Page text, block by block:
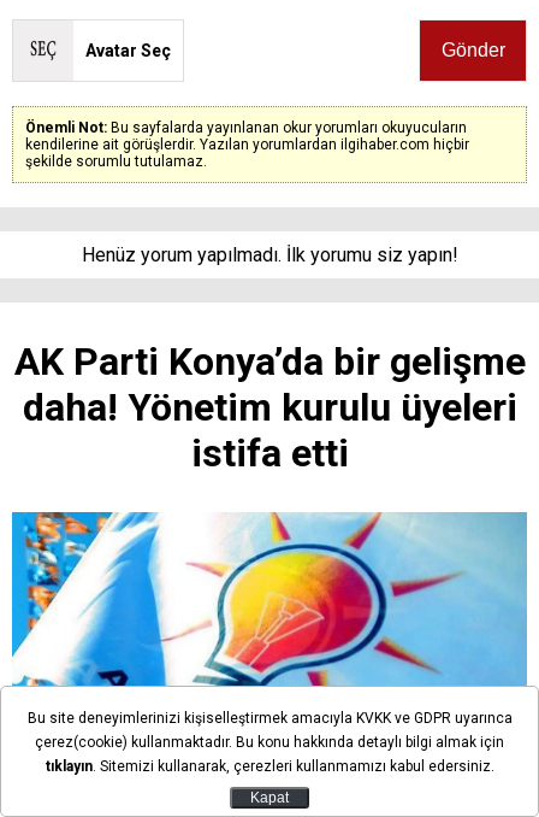
Avatar Seç
Önemli Not: Bu sayfalarda yayınlanan okur yorumları okuyucuların
kendilerine ait görüşlerdir. Yazılan yorumlardan ilgihaber.com hiçbir
şekilde sorumlu tutulamaz.
Henüz yorum yapılmadı. İlk yorumu siz yapın!
AK Parti Konya’da bir gelişme
daha! Yönetim kurulu üyeleri
istifa etti
Bu site deneyimlerinizi kişiselleştirmek amacıyla KVKK ve GDPR uyarınca
çerez(cookie) kullanmaktadır. Bu konu hakkında detaylı bilgi almak için
tıklayın. Sitemizi kullanarak, çerezleri kullanmamızı kabul edersiniz.
Kapat